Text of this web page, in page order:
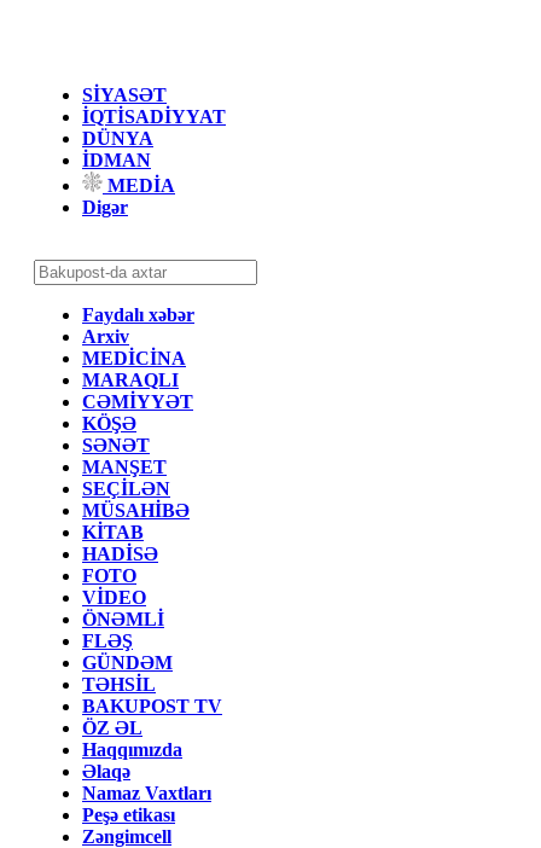
SİYASƏT
İQTİSADİYYAT
DÜNYA
İDMAN
MEDİA
Digər
Faydalı xəbər
Arxiv
MEDİCİNA
MARAQLI
CƏMİYYƏT
KÖŞƏ
SƏNƏT
MANŞET
SEÇİLƏN
MÜSAHİBƏ
KİTAB
HADİSƏ
FOTO
VİDEO
ÖNƏMLİ
FLƏŞ
GÜNDƏM
TƏHSİL
BAKUPOST TV
ÖZ ƏL
Haqqımızda
Əlaqə
Namaz Vaxtları
Peşə etikası
Zəngimcell